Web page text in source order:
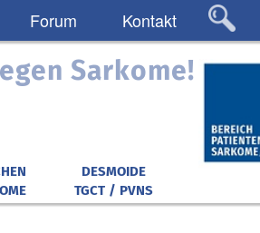
Forum Kontakt
Sarkome!
DESMOIDE
TGCT / PVNS